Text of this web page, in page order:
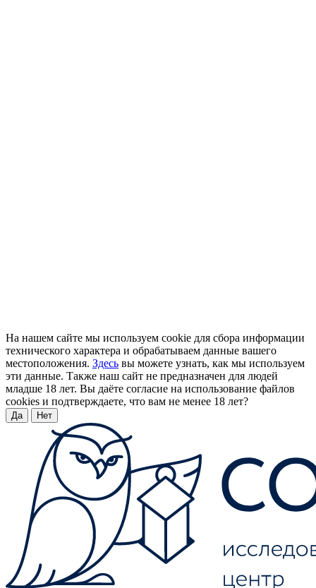
На нашем сайте мы используем cookie для сбора информации
технического характера и обрабатываем данные вашего
местоположения. Здесь вы можете узнать, как мы используем
эти данные. Также наш сайт не предназначен для людей
младше 18 лет. Вы даёте согласие на использование файлов
cookies и подтверждаете, что вам не менее 18 лет?
Да Нет